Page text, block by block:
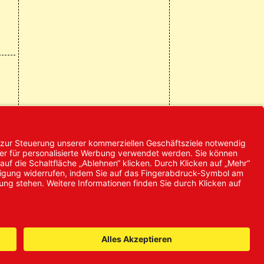
© 2024 Promed
Vertriebsgesellschaft mbH | Alle